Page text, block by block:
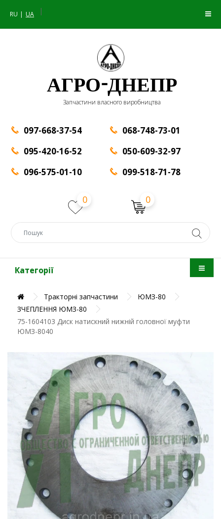
RU UA |
АГРО-ДНЕПР
Запчастини власного виробництва
097-668-37-54
095-420-16-52
096-575-01-10
068-748-73-01
050-609-32-97
099-518-71-78
0 0
Категорії
Тракторні запчастини
ЮМЗ-80
ЗЧЕПЛЕННЯ ЮМЗ-80
75-1604103 Диск натискний нижній головної муфти
ЮМЗ-8040